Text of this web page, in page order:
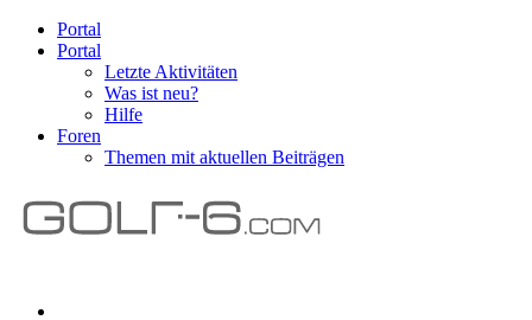
Portal
Portal
Letzte Aktivitäten
Was ist neu?
Hilfe
Foren
Themen mit aktuellen Beiträgen